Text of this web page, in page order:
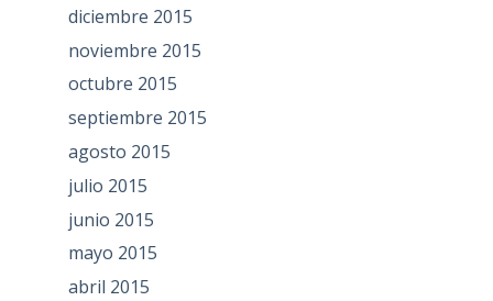
diciembre 2015
noviembre 2015
octubre 2015
septiembre 2015
agosto 2015
julio 2015
junio 2015
mayo 2015
abril 2015